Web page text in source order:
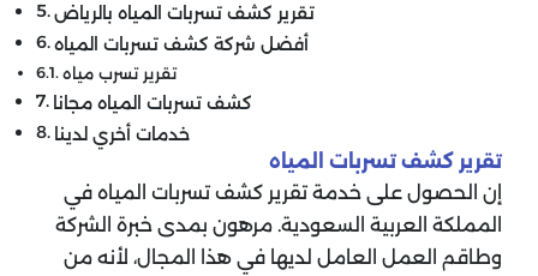
تقرير كشف تسربات المياه بالرياض
أفضل شركة كشف تسربات المياه
تقرير تسرب مياه
كشف تسربات المياه مجانا
خدمات أخري لدينا
تقرير كشف تسربات المياه
إن الحصول على خدمة تقرير كشف تسربات المياه في
المملكة العربية السعودية. مرهون بمدى خبرة الشركة
وطاقم العمل العامل لديها في هذا المجال، لأنه من